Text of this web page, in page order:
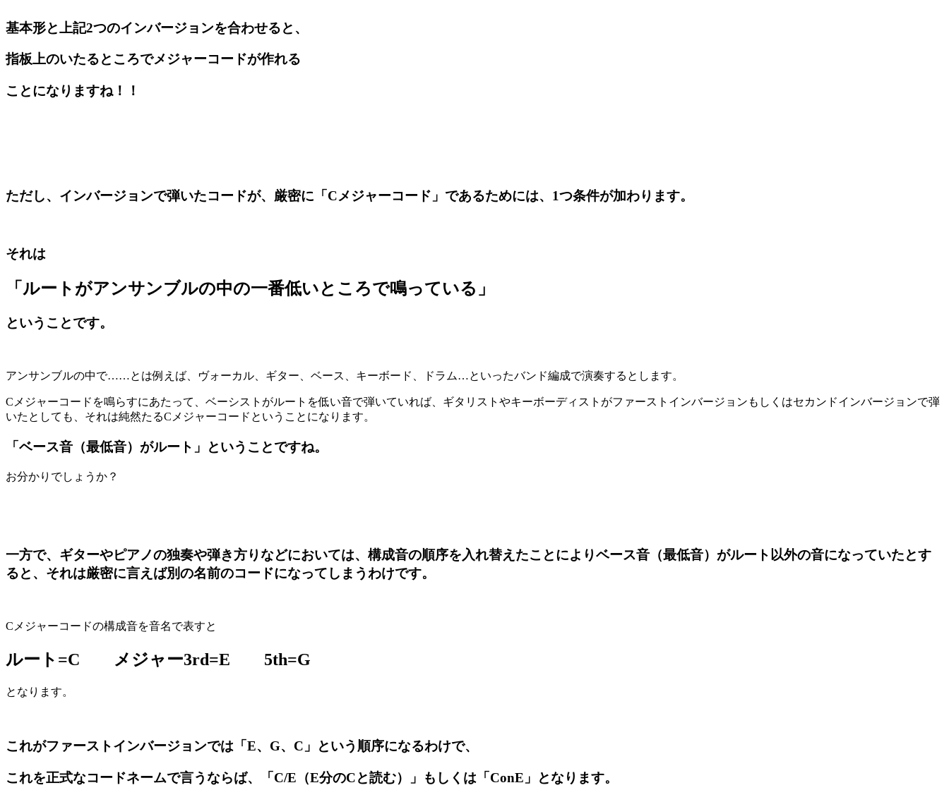
基本形と上記2つのインバージョンを合わせると、
指板上のいたるところでメジャーコードが作れる
ことになりますね！！
ただし、インバージョンで弾いたコードが、 厳密に 「Cメジャーコード」であるためには、 1つ条件が加わります。
それは
「ルートがアンサンブルの中の一番低いところで鳴っている」
ということです。
アンサンブルの中で……とは例えば、ヴォーカル、ギター、ベース、キーボード、ドラム…といったバンド編成で演奏するとします。
Cメジャーコードを鳴らすにあたって、ベーシストがルートを低い音で弾いていれば、ギタリストやキーボーディストがファーストインバージョンもしくはセカンドインバージョンで弾
いたとしても、それは純然たるCメジャーコードということになります。
「ベース音（最低音）がルート」ということですね。
お分かりでしょうか？
一方で、ギターやピアノの独奏や弾き方りなどにおいては、構成音の順序を入れ替えたことによりベース音（最低音）がルート以外の音になっていたとす
ると、それは厳密に言えば別の名前のコードになってしまうわけです。
Cメジャーコードの構成音を音名で表すと
ルート=C メジャー3rd=E 5th=G
となります。
これがファーストインバージョンでは「E、G、C」という順序になるわけで、
これを正式なコードネームで言うならば、 「C/E（E分のCと読む）」 もしくは 「ConE」 となります。